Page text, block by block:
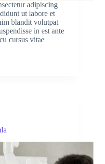
adipiscing
ut labore et
blandit volutpat
in est ante
cursus vitae